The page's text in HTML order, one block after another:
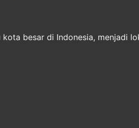
kota besar di Indonesia, menjadi